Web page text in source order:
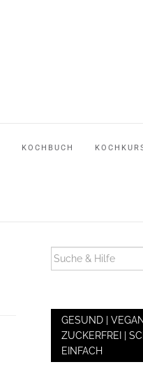
KOCHBUCH
SUCHEN
NACH:
GESUND | VEGAN
ZUCKERFREI |
EINFACH